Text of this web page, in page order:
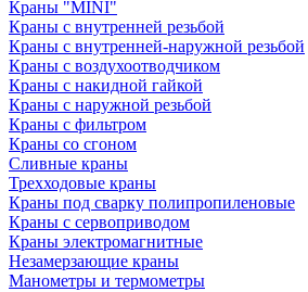
Краны "MINI"
Краны с внутренней резьбой
Краны с внутренней-наружной резьбой
Краны с воздухоотводчиком
Краны с накидной гайкой
Краны с наружной резьбой
Краны с фильтром
Краны со сгоном
Сливные краны
Трехходовые краны
Краны под сварку полипропиленовые
Краны с сервоприводом
Краны электромагнитные
Незамерзающие краны
Манометры и термометры